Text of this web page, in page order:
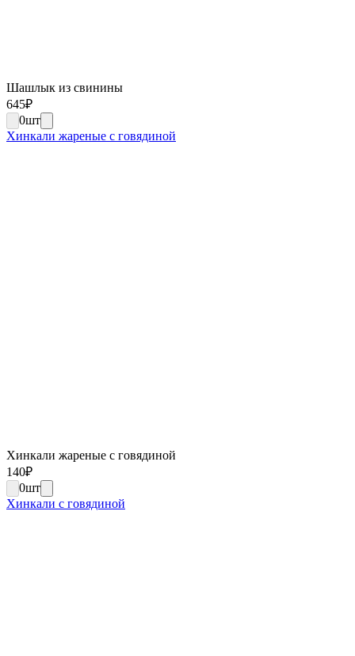
Шашлык из свинины
645₽
0шт
Хинкали жареные с говядиной
Хинкали жареные с говядиной
140₽
0шт
Хинкали с говядиной